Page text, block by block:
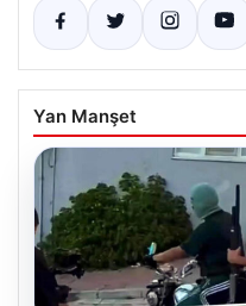
Yan Manşet